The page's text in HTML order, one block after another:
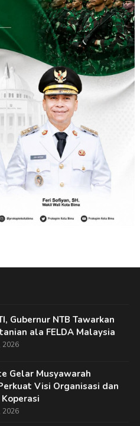
Gubernur NTB Tawarkan
ala FELDA Malaysia
2026
Gelar Musyawarah
Visi Organisasi dan
2026